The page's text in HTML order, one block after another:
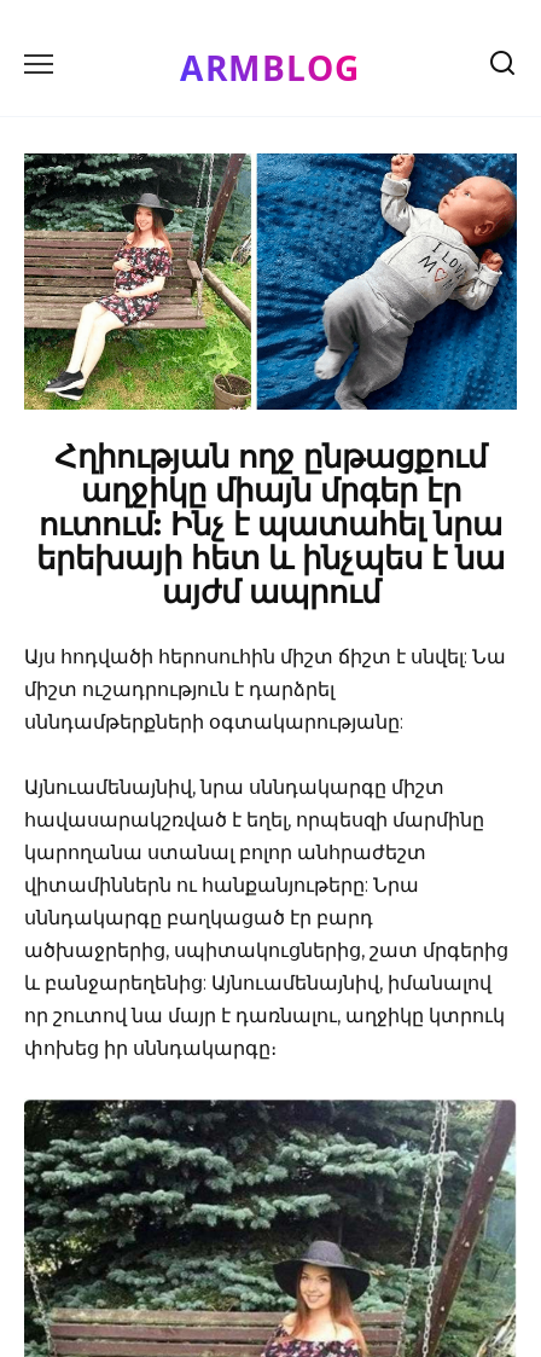
content
ARMBLOG
Հղիության ողջ ընթացքում
աղջիկը միայն մրգեր էր
ուտում: Ինչ է պատահել նրա
երեխայի հետ և ինչպես է նա
այժմ ապրում
Այս հոդվածի հերոսուհին միշտ ճիշտ է սնվել: Նա
միշտ ուշադրություն է դարձրել
սննդամթերքների օգտակարությանը:
Այնուամենայնիվ, նրա սննդակարգը միշտ
հավասարակշռված է եղել, որպեսզի մարմինը
կարողանա ստանալ բոլոր անհրաժեշտ
վիտամիններն ու հանքանյութերը: Նրա
սննդակարգը բաղկացած էր բարդ
ածխաջրերից, սպիտակուցներից, շատ մրգերից
և բանջարեղենից: Այնուամենայնիվ, իմանալով
որ շուտով նա մայր է դառնալու, աղջիկը կտրուկ
փոխեց իր սննդակարգը։